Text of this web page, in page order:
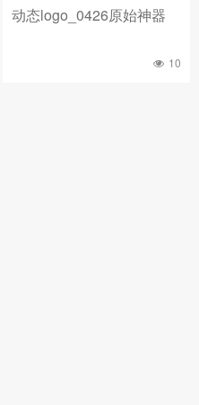
动态logo_0426原始神器
10